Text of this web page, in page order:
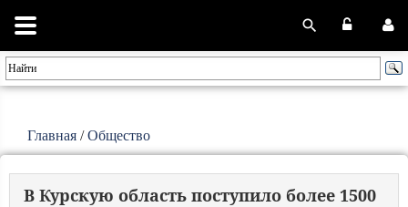
Главная /Общество
В Курскую область поступило более 1500